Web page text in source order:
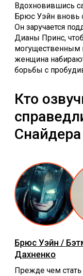
Вдохновившись
Брюс Уэйн вновь
Он заручается
Дианы Принс,
могущественным
женщина
борьбы с
Кто
Брюс Уэйн /
Дахненко
Прежде чем